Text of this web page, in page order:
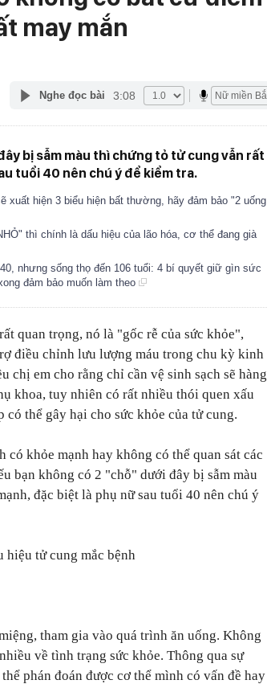
may mắn
Nghe đọc bài 3:08
bị sẫm màu thì chứng tỏ tử cung vẫn rất
tuổi 40 nên chú ý để kiểm tra.
xuất hiện 3 biểu hiện bất thường, hãy đảm bảo "2 uống
thì chính là dấu hiệu của lão hóa, cơ thể đang già
nhưng sống thọ đến 106 tuổi: 4 bí quyết giữ gìn sức
đảm bảo muốn làm theo
quan trọng, nó là "gốc rễ của sức khỏe",
điều chỉnh lưu lượng máu trong chu kỳ kinh
chị em cho rằng chỉ cần vệ sinh sạch sẽ hàng
khoa, tuy nhiên có rất nhiều thói quen xấu
thể gây hại cho sức khỏe của tử cung.
có khỏe mạnh hay không có thể quan sát các
bạn không có 2 "chỗ" dưới đây bị sẫm màu
đặc biệt là phụ nữ sau tuổi 40 nên chú ý
hiệu tử cung mắc bệnh
tham gia vào quá trình ăn uống. Không
về tình trạng sức khỏe. Thông qua sự
phán đoán được cơ thể mình có vấn đề hay